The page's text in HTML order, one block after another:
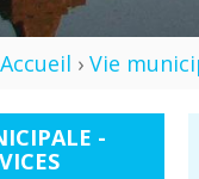
Accueil › Vie
-